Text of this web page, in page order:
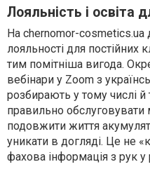
Лояльність і освіта
На chernomor-cosmetics.ua
лояльності для постійних
тим помітніша вигода.
вебінари у Zoom з
розбирають у тому числі й
правильно
подовжити життя
уникати в догляді. Це не
фахова інформація з рук у